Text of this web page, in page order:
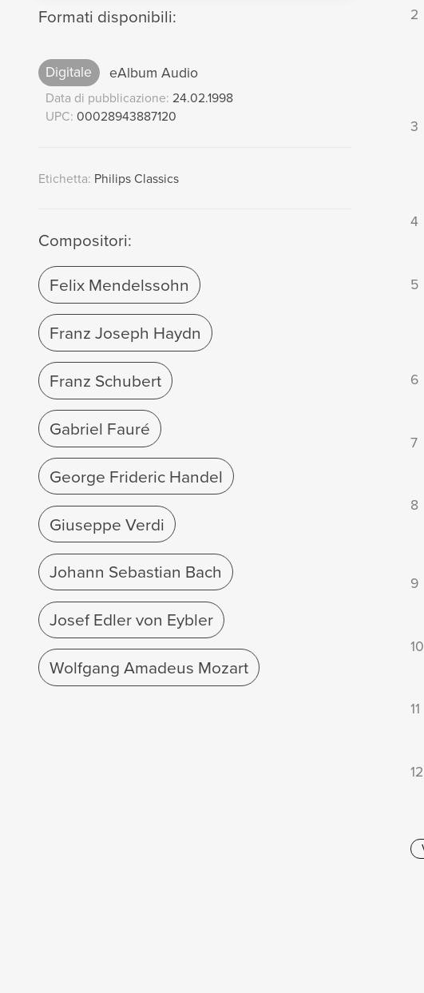
Formati disponibili:
Digitale eAlbum Audio
Data di pubblicazione: 24.02.1998
UPC: 00028943887120
Etichetta: Philips Classics
Compositori:
Felix Mendelssohn
Franz Joseph Haydn
Franz Schubert
Gabriel Fauré
George Frideric Handel
Giuseppe Verdi
Johann Sebastian Bach
Josef Edler von Eybler
Wolfgang Amadeus Mozart
2
3
4
5
6
7
8
9
10
11
12